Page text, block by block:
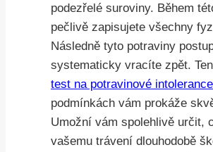
podezřelé suroviny. Během
pečlivě zapisujete všechny
Následně tyto potraviny
systematicky vracíte zpět.
test na potravinové intolerance
podmínkách vám prokáže
Umožní vám spolehlivě určit,
vašemu trávení dlouhodobě